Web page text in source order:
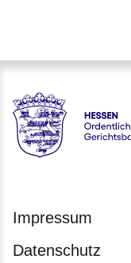
Hessen -
Impressum
Datenschutz